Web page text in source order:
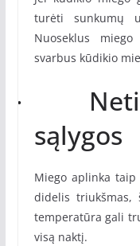
turėti sunkumų
Nuoseklus
svarbus kūdikio
·
sąlygos
Miego aplinka
didelis triukšmas,
temperatūra gali
visą naktį.